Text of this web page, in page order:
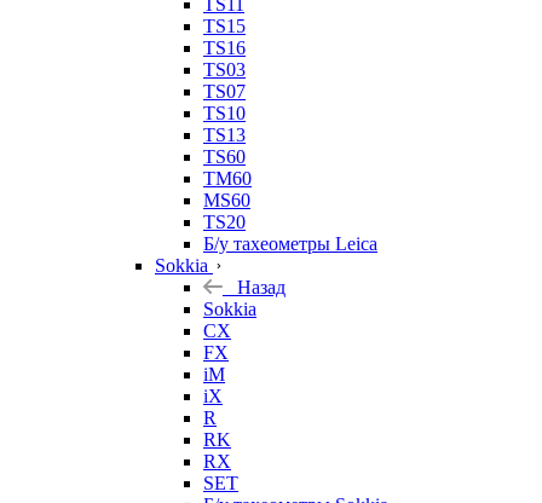
TS11
TS15
TS16
TS03
TS07
TS10
TS13
TS60
TM60
MS60
TS20
Б/у тахеометры Leica
Sokkia
Назад
Sokkia
CX
FX
iM
iX
R
RK
RX
SET